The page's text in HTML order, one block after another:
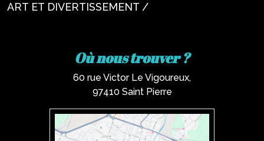
ART ET DIVERTISSEMENT /
Où nous trouver ?
60 rue Victor Le Vigoureux,
97410 Saint Pierre